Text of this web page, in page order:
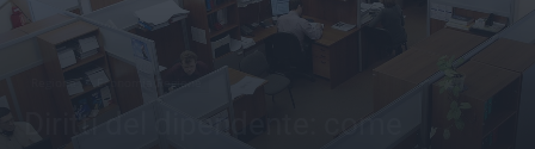
Regione Economia Regione
Diritti del dipendente: come